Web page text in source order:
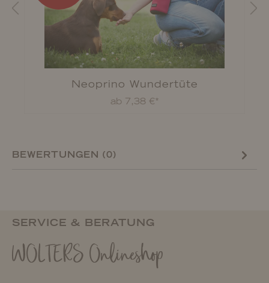
Neoprino Wundertüte
ab 7,38 €*
BEWERTUNGEN (0)
SERVICE & BERATUNG
WOLTERS Onlineshop